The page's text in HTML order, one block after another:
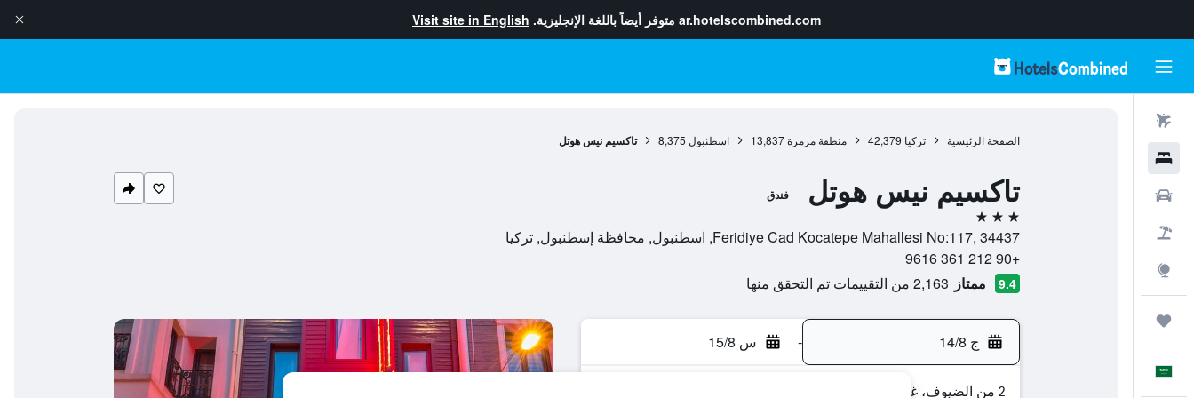
ar.hotelscombined.com متوفر أيضاً باللغة الإنجليزية. Visit site in English
الصفحة الرئيسية تركيا 42,379 منطقة مرمرة 13,837 اسطنبول 8,375 تاكسيم نيس هوتل
تاكسيم نيس هوتل فندق
3 نجوم
Feridiye Cad Kocatepe Mahallesi No:117, 34437, اسطنبول, محافظة إسطنبول, تركيا
+90 212 361 9616
9.4 ممتاز 2,163 من التقييمات تم التحقق منها
ج 14/8 - س 15/8
2 من الضيوف، غرفة واحدة